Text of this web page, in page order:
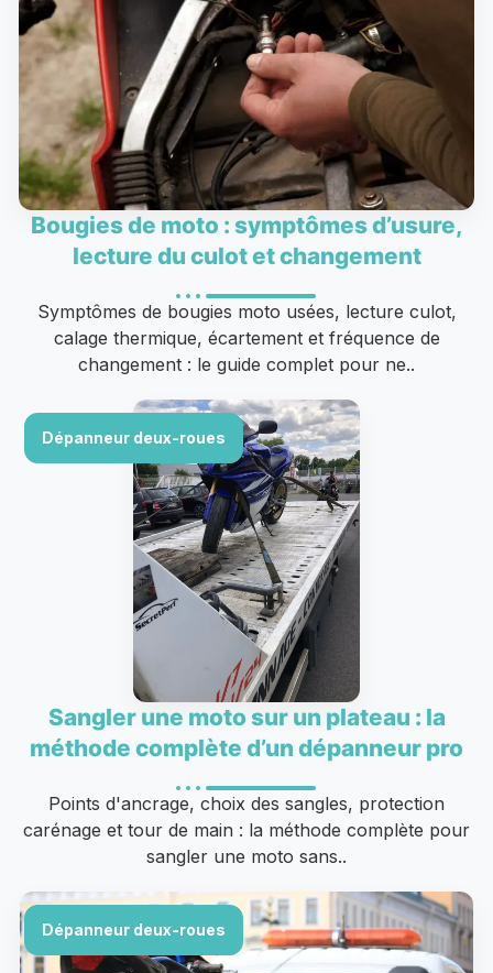
Bougies de moto : symptômes d’usure,
lecture du culot et changement
Symptômes de bougies moto usées, lecture culot,
calage thermique, écartement et fréquence de
changement : le guide complet pour ne..
Dépanneur deux-roues
Sangler une moto sur un plateau : la
méthode complète d’un dépanneur pro
Points d'ancrage, choix des sangles, protection
carénage et tour de main : la méthode complète pour
sangler une moto sans..
Dépanneur deux-roues